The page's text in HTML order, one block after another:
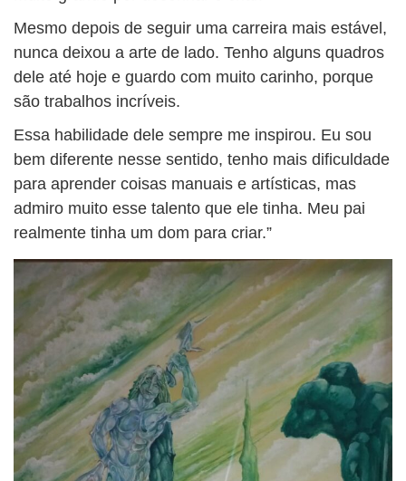
Mesmo depois de seguir uma carreira mais estável,
nunca deixou a arte de lado. Tenho alguns quadros
dele até hoje e guardo com muito carinho, porque
são trabalhos incríveis.
Essa habilidade dele sempre me inspirou. Eu sou
bem diferente nesse sentido, tenho mais dificuldade
para aprender coisas manuais e artísticas, mas
admiro muito esse talento que ele tinha. Meu pai
realmente tinha um dom para criar.”